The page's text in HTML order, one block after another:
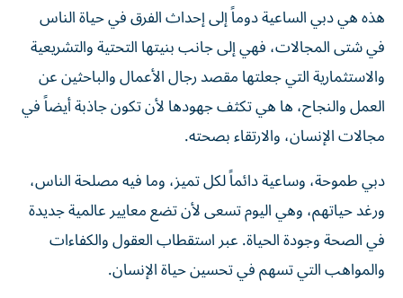
هذه هي دبي الساعية دوماً إلى إحداث الفرق في حياة الناس
في شتى المجالات، فهي إلى جانب بنيتها التحتية والتشريعية
والاستثمارية التي جعلتها مقصد رجال الأعمال والباحثين عن
العمل والنجاح، ها هي تكثف جهودها لأن تكون جاذبة أيضاً في
مجالات الإنسان، والارتقاء بصحته.
دبي طموحة، وساعية دائماً لكل تميز، وما فيه مصلحة الناس،
ورغد حياتهم، وهي اليوم تسعى لأن تضع معايير عالمية جديدة
في الصحة وجودة الحياة. عبر استقطاب العقول والكفاءات
والمواهب التي تسهم في تحسين حياة الإنسان.